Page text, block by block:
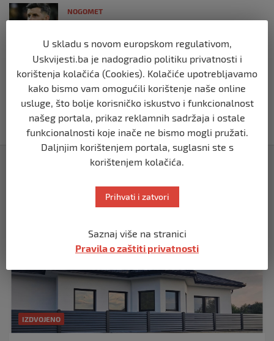
NOGOMET
prije 2 godine
NOGOMET
Godišnjica smrti najboljeg fudbalera
Njemačke svih vremena
prije 2 godine
IZDVOJENO
U skladu s novom europskom regulativom,
Uskvijesti.ba je nadogradio politiku privatnosti i
korištenja kolačića (Cookies). Kolačiće upotrebljavamo
kako bismo vam omogućili korištenje naše online
usluge, što bolje korisničko iskustvo i funkcionalnost
našeg portala, prikaz reklamnih sadržaja i ostale
funkcionalnosti koje inače ne bismo mogli pružati.
Daljnjim korištenjem portala, suglasni ste s
korištenjem kolačića.
Prihvati i zatvori
Saznaj više na stranici
Pravila o zaštiti privatnosti